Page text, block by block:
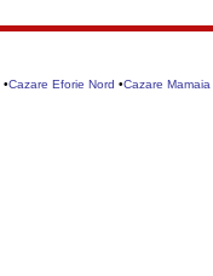
•Cazare Eforie Nord •Cazare Mamaia